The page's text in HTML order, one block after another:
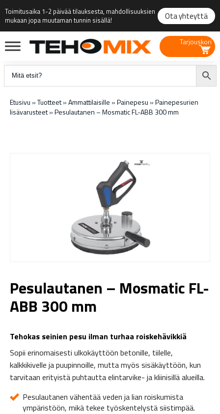
Toimitusaika 1-2 päivää tilauksesta, mahdollisuuksien
mukaan jopa muutaman tunnin sisällä!
Ota yhteyttä
Tarjouskori
Etusivu »Tuotteet»Ammattilaisille »Painepesu »Painepesurien
lisävarusteet»Pesulautanen – Mosmatic FL-ABB 300 mm
Pesulautanen – Mosmatic FL-
ABB 300 mm
Tehokas seinien pesu ilman turhaa roiskehävikkiä
Sopii erinomaisesti ulkokäyttöön betonille, tiilelle,
kalkkikivelle ja puupinnoille, mutta myös sisäkäyttöön, kun
tarvitaan erityistä puhtautta elintarvike- ja kliinisillä alueilla.
Pesulautanen vähentää veden ja lian roiskumista
ympäristöön, mikä tekee työskentelystä siistimpää.